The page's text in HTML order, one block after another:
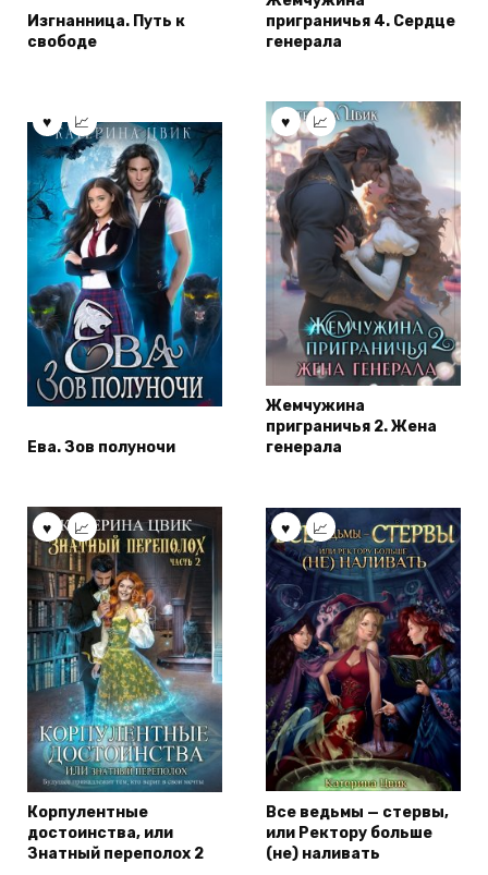
Изгнанница. Путь к
свободе
приграничья 4. Сердце
генерала
Ева. Зов полуночи
Жемчужина
приграничья 2. Жена
генерала
Корпулентные
достоинства, или
Знатный переполох 2
Все ведьмы — стервы,
или Ректору больше
(не) наливать